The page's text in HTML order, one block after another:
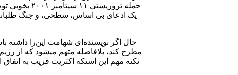
حمله
یک ادعای بی‌ اساس، سطحی، و جنگ طلبانه
حال اگر نویسنده‌ای شهامت این‌را داشته
مطرح کند، بلافاصله متهم میشود که از
نکته مهم این استکه اکثریت قریب به